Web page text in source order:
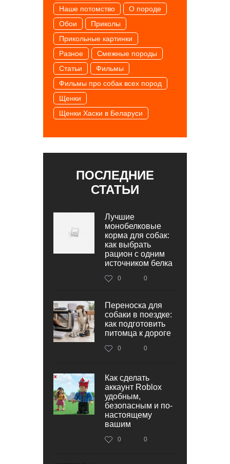
Наше потомство
О породе
Обои
Приколы
Прикольные картинки
Разное
Смежные породы
Статьи
Фильмы
Фильмы про собак всех пород
Щенки
Щенки Хаски в Беларуси
ПОСЛЕДНИЕ
СТАТЬИ
Лучшие
монобелковые
корма для собак:
как выбрать
рацион с одним
источником белка
0 0
Переноска для
собаки в поездке:
как подготовить
питомца к дороге
0 0
Как сделать
аккаунт Roblox
удобным,
безопасным и по-
настоящему
вашим
0 0